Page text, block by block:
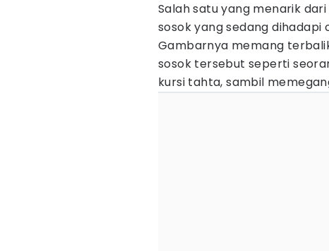
Salah satu yang menarik
sosok yang sedang dihadapi
Gambarnya memang
sosok tersebut seperti
kursi tahta, sambil